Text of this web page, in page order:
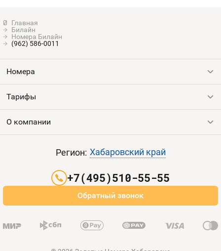
Билайн
Номера Билайн
(962) 586-0011
Номера
Все номера
Тарифы
Выгодные тарифы
О компании
Оплата и доставка
Регион: Хабаровский край
+7(495)510-55-55
Обратный звонок